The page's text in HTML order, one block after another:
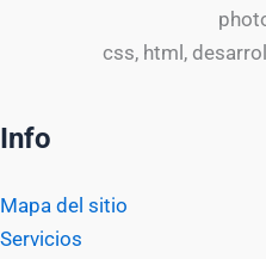
css, html,
Info
Mapa del sitio
Servicios